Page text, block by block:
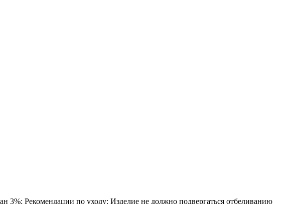
3%; Рекомендации по уходу: Изделие не должно подвергаться отбеливанию